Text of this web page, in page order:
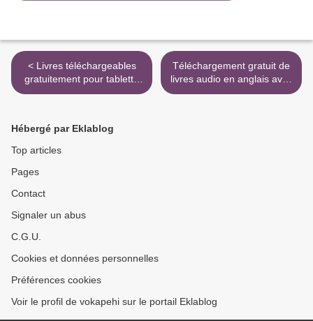
< Livres téléchargeables
gratuitement pour tablette
Nook Les petits secrets
Téléchargement gratuit de
livres audio en anglais avec
texte Petit Poilu >
Hébergé par Eklablog
Top articles
Pages
Contact
Signaler un abus
C.G.U.
Cookies et données personnelles
Préférences cookies
Voir le profil de vokapehi sur le portail Eklablog